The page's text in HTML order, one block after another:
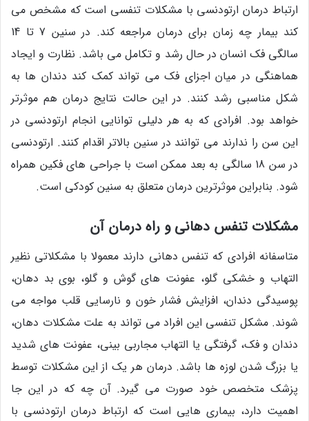
ارتباط درمان ارتودنسی با مشکلات تنفسی است که مشخص می
کند بیمار چه زمان برای درمان مراجعه کند. در سنین 7 تا 14
سالگی فک انسان در حال رشد و تکامل می باشد. نظارت و ایجاد
هماهنگی در میان اجزای فک می تواند کمک کند دندان ها به
شکل مناسبی رشد کنند. در این حالت نتایج درمان هم موثرتر
خواهد بود. افرادی که به هر دلیلی توانایی انجام ارتودنسی در
این سن را ندارند می توانند در سنین بالاتر اقدام کنند. ارتودنسی
در سن 18 سالگی به بعد ممکن است با جراحی های فکین همراه
شود. بنابراین موثرترین درمان متعلق به سنین کودکی است.
مشکلات تنفس دهانی و راه درمان آن
متاسفانه افرادی که تنفس دهانی دارند معمولا با مشکلاتی نظیر
التهاب و خشکی گلو، عفونت های گوش و گلو، بوی بد دهان،
پوسیدگی دندان، افزایش فشار خون و نارسایی قلب مواجه می
شوند. مشکل تنفسی این افراد می تواند به علت مشکلات دهان،
دندان و فک، گرفتگی یا التهاب مجاربی بینی، عفونت های شدید
یا بزرگ شدن لوزه ها باشد. درمان هر یک از این مشکلات توسط
پزشک متخصص خود صورت می گیرد. آن چه که در این جا
اهمیت دارد، بیماری هایی است که ارتباط درمان ارتودنسی با